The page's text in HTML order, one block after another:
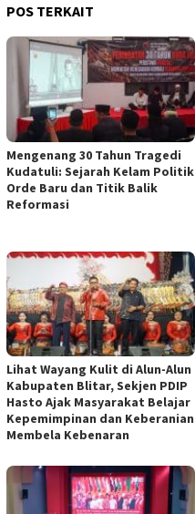
POS TERKAIT
Mengenang 30 Tahun Tragedi
Kudatuli: Sejarah Kelam Politik
Orde Baru dan Titik Balik
Reformasi
Lihat Wayang Kulit di Alun-Alun
Kabupaten Blitar, Sekjen PDIP
Hasto Ajak Masyarakat Belajar
Kepemimpinan dan Keberanian
Membela Kebenaran